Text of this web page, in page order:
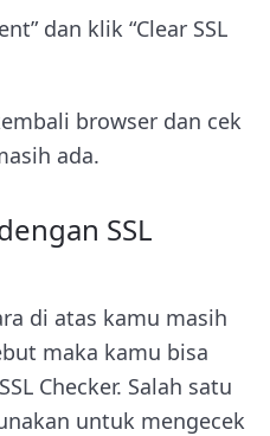
dan klik “Clear SSL
browser dan cek
ada.
SSL
di atas kamu masih
maka kamu bisa
Checker. Salah satu
untuk mengecek